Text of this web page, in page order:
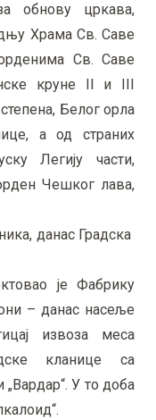
обнову цркава,
Храма Св. Саве
Св. Саве
круне II и III
Белог орла
а од страних
Легију части,
Чешког лава,
данас Градска
је Фабрику
– данас насеље
извоза меса
кланице са
У то доба